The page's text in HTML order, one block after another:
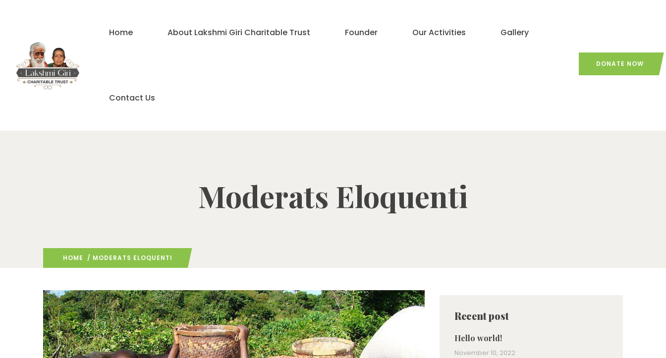
Home About Lakshmi Giri Charitable Trust Founder Our Activities Gallery
Contact Us
DONATE NOW
Moderats Eloquenti
HOME / MODERATS ELOQUENTI
Recent post
Hello world!
November 10, 2022